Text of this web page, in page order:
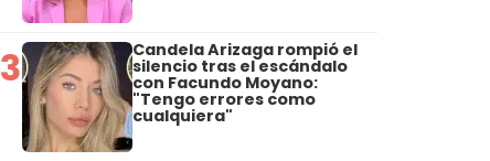
3 Candela Arizaga rompió el
silencio tras el escándalo
con Facundo Moyano:
"Tengo errores como
cualquiera"